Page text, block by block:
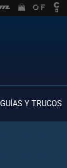
GUÍAS Y TRUCOS